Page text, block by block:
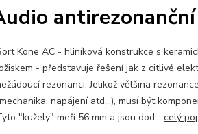
Kone AC - hliníková konstrukce s
- představuje řešení jak z citlivé
rezonanci. Jelikož většina
napájení atd...), musí být
"kužely" meří 56 mm a jsou dod... celý